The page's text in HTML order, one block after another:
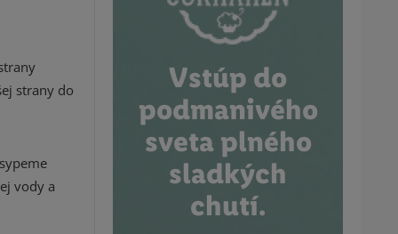
strany do
vody a
Vstúp do
podmanivého
sveta plného
sladkých
chutí.